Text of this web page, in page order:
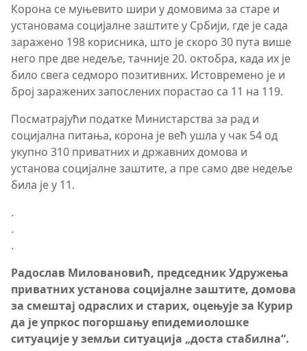
Корона се муњевито шири у домовима за старе и
установама социјалне заштите у Србији, где је сада
заражено 198 корисника, што је скоро 30 пута више
него пре две недеље, тачније 20. октобра, када их је
било свега седморо позитивних. Истовремено је и
број заражених запослених порастао са 11 на 119.
Посматрајући податке Министарства за рад и
социјална питања, корона је већ ушла у чак 54 од
укупно 310 приватних и државних домова и
установа социјалне заштите, а пре само две недеље
била је у 11.
.
.
.
Радослав Миловановић, председник Удружења
приватних установа социјалне заштите, домова
за смештај одраслих и старих, оцењује за Курир
да је упркос погоршању епидемиолошке
ситуације у земљи ситуација „доста стабилна“.